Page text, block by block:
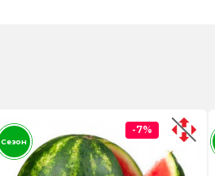
-7%
Сезон